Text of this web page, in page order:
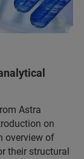
Astra
on
overview of
their structural